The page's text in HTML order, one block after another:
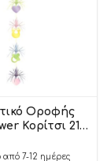
Οροφής
Κορίτσι 213
από 7-12 ημέρες